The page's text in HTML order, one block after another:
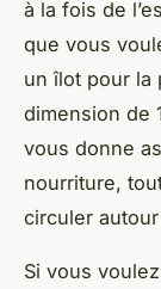
à la fois de
que vous
un îlot pour la
dimension de
vous donne
nourriture,
circuler autour
Si vous